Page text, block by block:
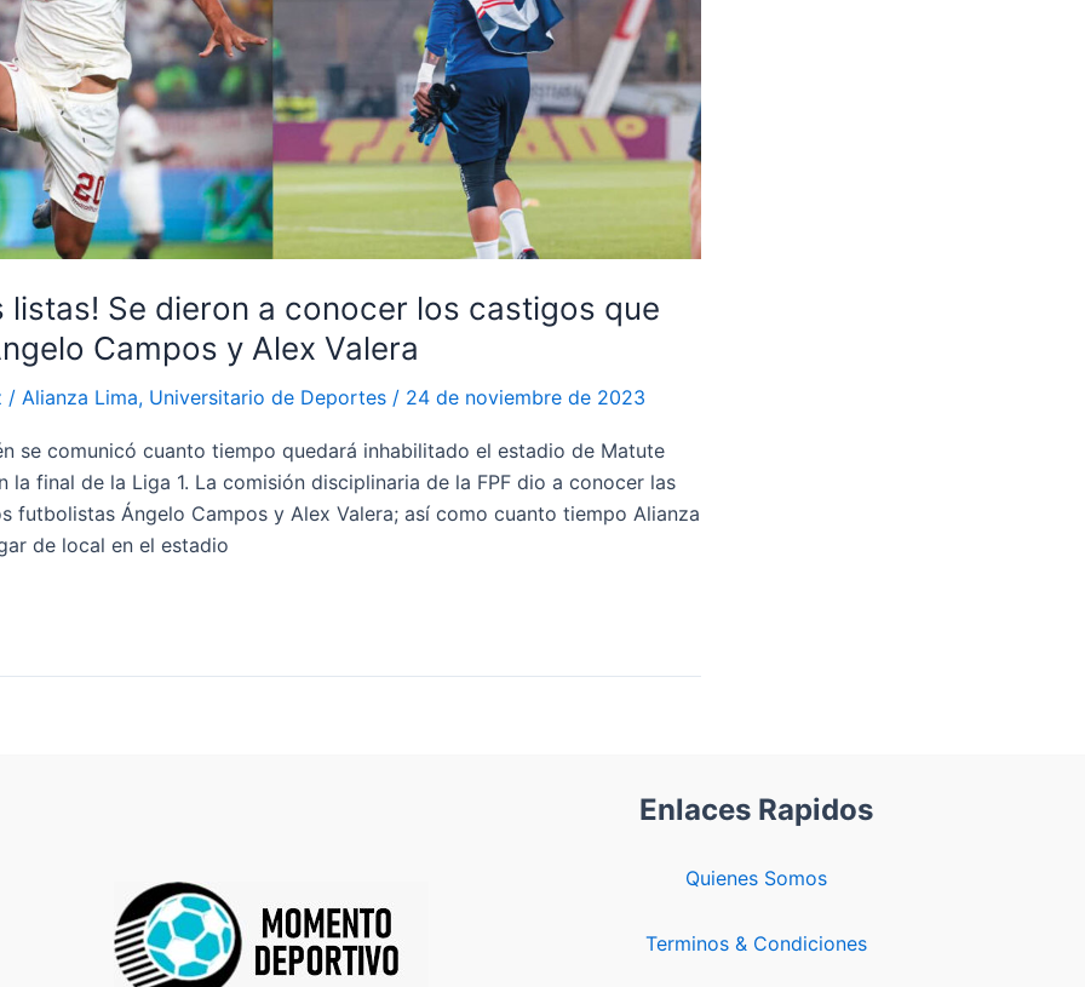
listas! Se dieron a conocer los castigos que
Campos y Alex Valera
/ Alianza Lima, Universitario de Deportes / 24 de noviembre de 2023
se comunicó cuanto tiempo quedará inhabilitado el estadio de Matute
la final de la Liga 1. La comisión disciplinaria de la FPF dio a conocer las
futbolistas Ángelo Campos y Alex Valera; así como cuanto tiempo Alianza
de local en el estadio
Enlaces Rapidos
Quienes Somos
Terminos & Condiciones